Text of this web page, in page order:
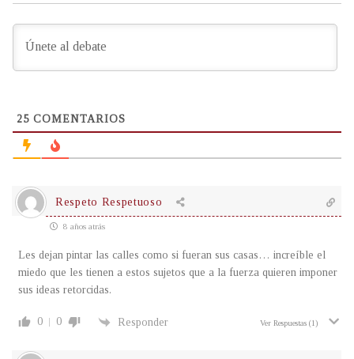
25 COMENTARIOS
Respeto Respetuoso
8 años atrás
Les dejan pintar las calles como si fueran sus casas… increíble el
miedo que les tienen a estos sujetos que a la fuerza quieren imponer
sus ideas retorcidas.
0 0 Responder Ver Respuestas (1)